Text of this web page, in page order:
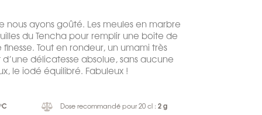
nous ayons goûté. Les meules en marbre
du Tencha pour remplir une boite de
Tout en rondeur, un umami très
délicatesse absolue, sans aucune
le iodé équilibré. Fabuleux !
Dose recommandé pour 20 cl : 2 g